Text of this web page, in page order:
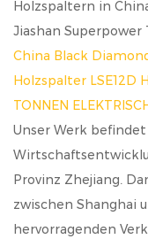
Holzspaltern in
Jiashan Superpower
China Black Diamond
Holzspalter LSE12D
TONNEN
Unser Werk
Provinz Zhejiang.
zwischen Shanghai
hervorragenden